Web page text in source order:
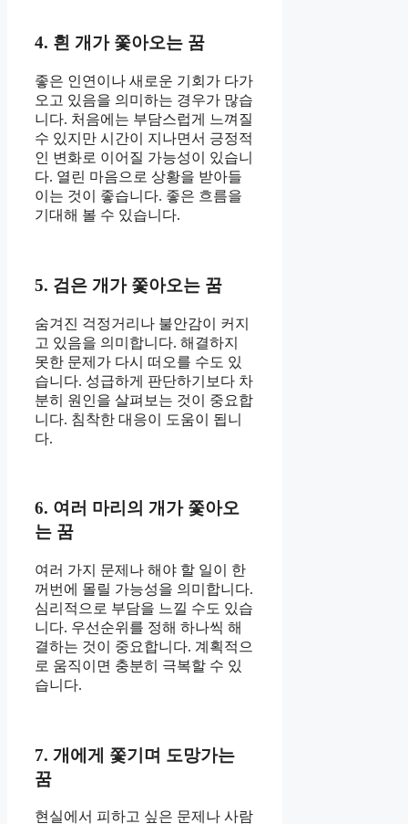
4. 흰 개가 쫓아오는 꿈
좋은 인연이나 새로운 기회가 다가
오고 있음을 의미하는 경우가 많습
니다. 처음에는 부담스럽게 느껴질
수 있지만 시간이 지나면서 긍정적
인 변화로 이어질 가능성이 있습니
다. 열린 마음으로 상황을 받아들
이는 것이 좋습니다. 좋은 흐름을
기대해 볼 수 있습니다.
5. 검은 개가 쫓아오는 꿈
숨겨진 걱정거리나 불안감이 커지
고 있음을 의미합니다. 해결하지
못한 문제가 다시 떠오를 수도 있
습니다. 성급하게 판단하기보다 차
분히 원인을 살펴보는 것이 중요합
니다. 침착한 대응이 도움이 됩니
다.
6. 여러 마리의 개가 쫓아오
는 꿈
여러 가지 문제나 해야 할 일이 한
꺼번에 몰릴 가능성을 의미합니다.
심리적으로 부담을 느낄 수도 있습
니다. 우선순위를 정해 하나씩 해
결하는 것이 중요합니다. 계획적으
로 움직이면 충분히 극복할 수 있
습니다.
7. 개에게 쫓기며 도망가는
꿈
현실에서 피하고 싶은 문제나 사람